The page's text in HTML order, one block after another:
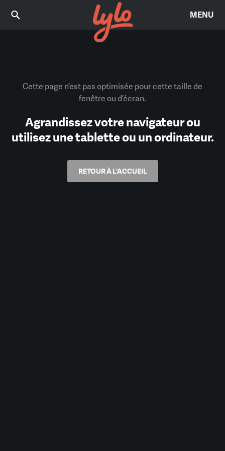
MENU
Cette page n’est pas optimisée pour cette taille de
fenêtre ou d’écran.
Agrandissez votre navigateur ou
utilisez une tablette ou un ordinateur.
RETOUR À L'ACCUEIL